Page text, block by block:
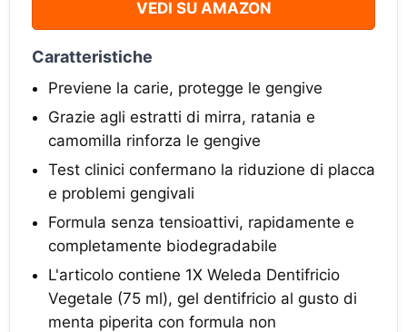
VEDI SU AMAZON
Caratteristiche
Previene la carie, protegge le gengive
Grazie agli estratti di mirra, ratania e
camomilla rinforza le gengive
Test clinici confermano la riduzione di placca
e problemi gengivali
Formula senza tensioattivi, rapidamente e
completamente biodegradabile
L'articolo contiene 1X Weleda Dentifricio
Vegetale (75 ml), gel dentifricio al gusto di
menta piperita con formula non